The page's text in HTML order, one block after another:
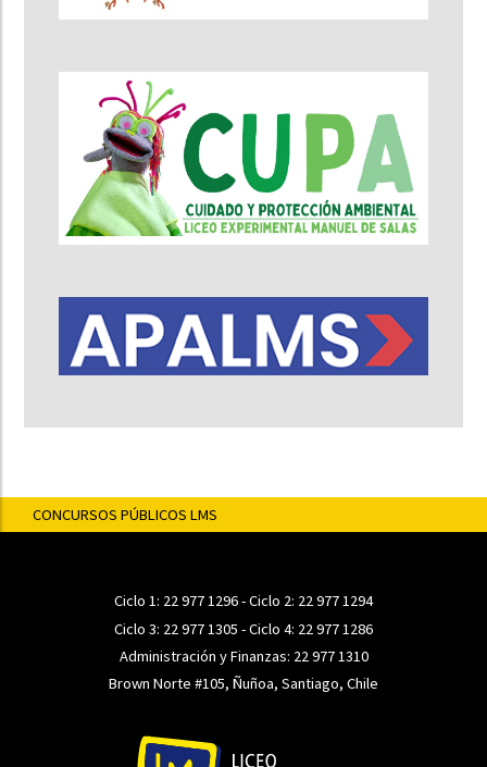
CONCURSOS PÚBLICOS LMS
Ciclo 1: 22 977 1296- Ciclo 2: 22 977 1294
Ciclo 3: 22 977 1305 - Ciclo 4: 22 977 1286
Administración y Finanzas: 22 977 1310
Brown Norte #105, Ñuñoa, Santiago, Chile